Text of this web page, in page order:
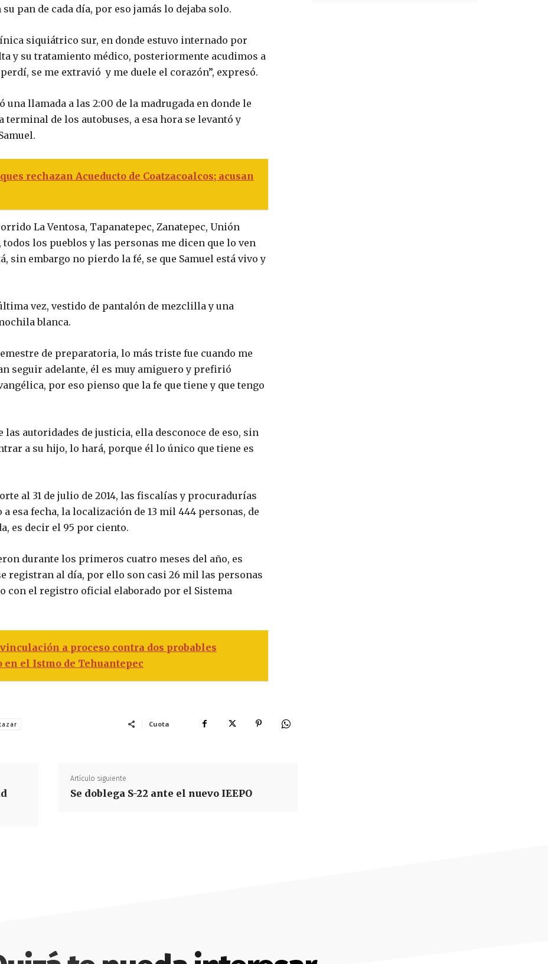
pan de cada día, por eso jamás lo dejaba solo.
siquiátrico sur, en donde estuvo internado por
y su tratamiento médico, posteriormente acudimos a
se me extravió y me duele el corazón”, expresó.
llamada a las 2:00 de la madrugada en donde le
de los autobuses, a esa hora se levantó y
rechazan Acueducto de Coatzacoalcos; acusan
La Ventosa, Tapanatepec, Zanatepec, Unión
los pueblos y las personas me dicen que lo ven
sin embargo no pierdo la fé, se que Samuel está vivo y
vez, vestido de pantalón de mezclilla y una
blanca.
de preparatoria, lo más triste fue cuando me
seguir adelante, él es muy amiguero y prefirió
por eso pienso que la fe que tiene y que tengo
autoridades de justicia, ella desconoce de eso, sin
a su hijo, lo hará, porque él lo único que tiene es
al 31 de julio de 2014, las fiscalías y procuradurías
esa fecha, la localización de 13 mil 444 personas, de
es decir el 95 por ciento.
durante los primeros cuatro meses del año, es
registran al día, por ello son casi 26 mil las personas
con el registro oficial elaborado por el Sistema
vinculación a proceso contra dos probables
el Istmo de Tehuantepec
Cuota
Artículo siguiente
Se doblega S-22 ante el nuevo IEEPO